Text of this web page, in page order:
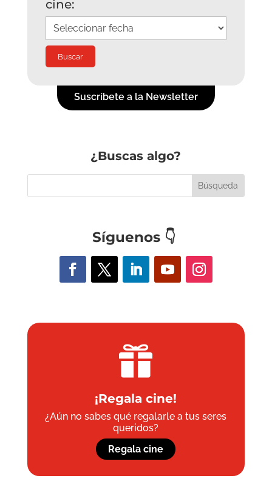
cine:
Suscríbete a la Newsletter
¿Buscas algo?
Síguenos 👇

¡Regala cine!
¿Aún no sabes qué regalarle a tus seres
queridos?
Regala cine